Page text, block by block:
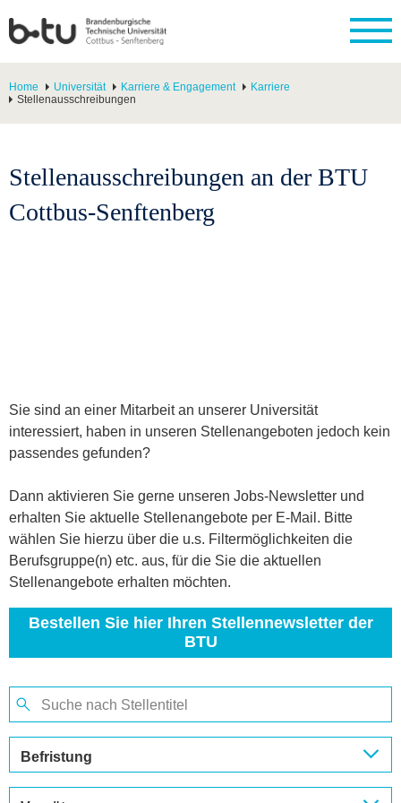
Home Universität Karriere & Engagement
Karriere
Stellenausschreibungen
Stellenausschreibungen an der BTU
Cottbus-Senftenberg
Sie sind an einer Mitarbeit an unserer Universität
interessiert, haben in unseren Stellenangeboten jedoch kein
passendes gefunden?
Dann aktivieren Sie gerne unseren Jobs-Newsletter und
erhalten Sie aktuelle Stellenangebote per E-Mail. Bitte
wählen Sie hierzu über die u.s. Filtermöglichkeiten die
Berufsgruppe(n) etc. aus, für die Sie die aktuellen
Stellenangebote erhalten möchten.
Bestellen Sie hier Ihren Stellennewsletter der
BTU
Befristung
befristet